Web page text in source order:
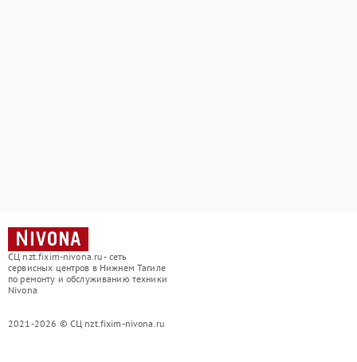
СЦ nzt.fixim-nivona.ru - сеть
сервисных центров в Нижнем Тагиле
по ремонту и обслуживанию техники
Nivona
2021-2026 © СЦ nzt.fixim-nivona.ru